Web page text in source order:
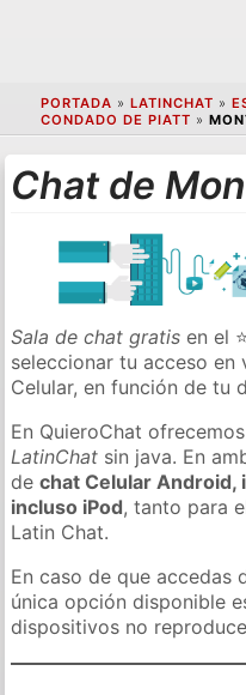
PORTADA » LATINCHAT »
CONDADO DE PIATT »
Chat de
Sala de chat gratis en el
seleccionar tu acceso en
Celular, en función de tu
En QuieroChat
LatinChat sin java. En
dechat Celular Android,
incluso iPod, tanto para
Latin Chat.
En caso de que accedas
única opción disponible
dispositivos no